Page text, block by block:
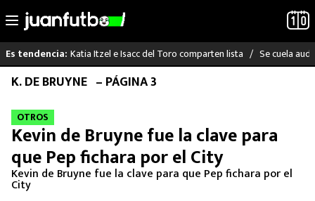
Saltar
contenido
Es tendencia: Katia Itzel e Isacc del Toro comparten lista Se cuela
LO ÚLTIMO
LIGA MX
RAYADOS
PUMAS
K. DE BRUYNE – PÁGINA 3
OTROS
Kevin de Bruyne fue la clave para
que Pep fichara por el City
Kevin de Bruyne fue la clave para que Pep fichara por el
City